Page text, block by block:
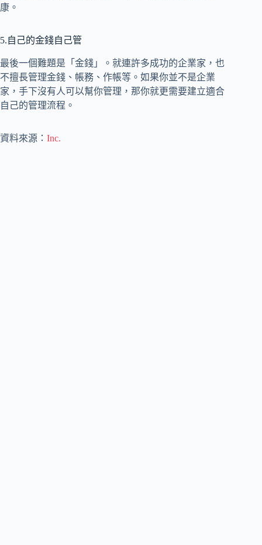
康。
5.自己的金錢自己管
最後一個難題是「金錢」。就連許多成功的企業家，也
不擅長管理金錢、帳務、作帳等。如果你並不是企業
家，手下沒有人可以幫你管理，那你就更需要建立適合
自己的管理流程。
資料來源： Inc.